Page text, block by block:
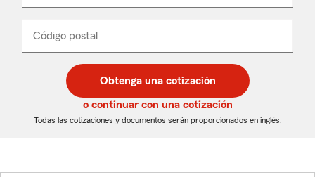
desplegable
Código postal
de
5
dígitos
de
5
dígitos
_____
Obtenga una cotización
o continuar con una cotización
Todas las cotizaciones y documentos serán proporcionados en inglés.